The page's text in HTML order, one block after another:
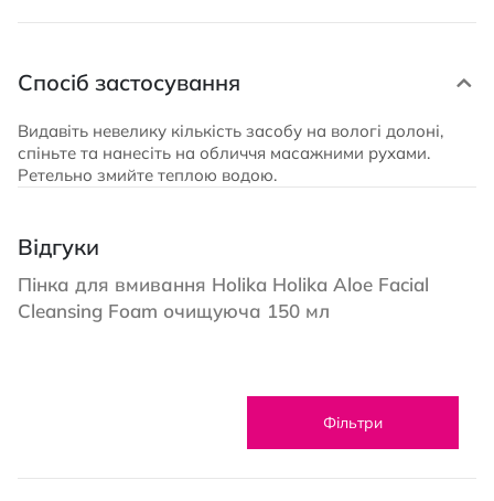
Спосіб застосування
Видавіть невелику кількість засобу на вологі долоні,
спіньте та нанесіть на обличчя масажними рухами.
Ретельно змийте теплою водою.
Відгуки
Пінка для вмивання Holika Holika Aloe Facial
Cleansing Foam очищуюча 150 мл
Фільтри